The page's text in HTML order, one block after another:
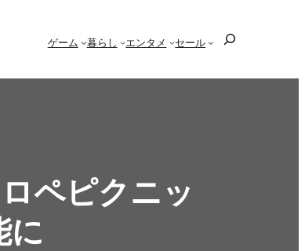
ゲーム 暮らし エンタメ セール
ペピクニッ
に